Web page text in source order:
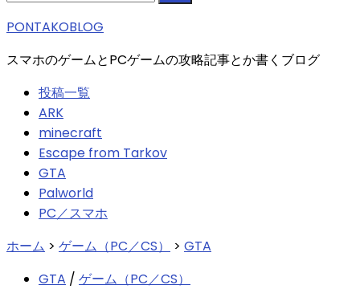
PONTAKOBLOG
スマホのゲームとPCゲームの攻略記事とか書くブログ
投稿一覧
ARK
minecraft
Escape from Tarkov
GTA
Palworld
PC／スマホ
ホーム > ゲーム（PC／CS） > GTA
GTA / ゲーム（PC／CS）